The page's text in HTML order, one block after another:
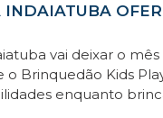
vai deixar o
o Brinquedão Kids
enquanto